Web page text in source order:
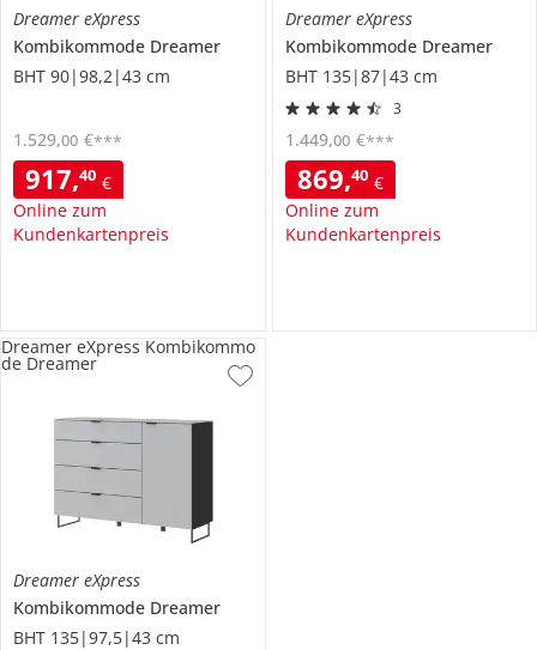
Dreamer eXpress
Kombikommode Dreamer
BHT 90|98,2|43 cm
917,40 €
Online zum
Kundenkartenpreis
1.529,00 €***
Dreamer eXpress
Kombikommode Dreamer
BHT 135|87|43 cm
3
869,40 €
Online zum
Kundenkartenpreis
1.449,00 €***
Dreamer eXpress
Kombikommode Dreamer
BHT 135|97,5|43 cm
Dreamer eXpress Kombikommo
de Dreamer